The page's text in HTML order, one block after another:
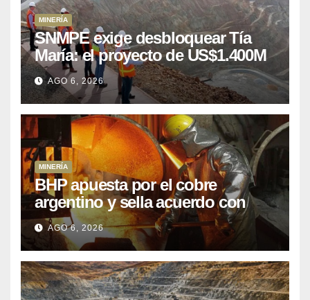
MINERÍA
SNMPE exige desbloquear Tía
María: el proyecto de US$1.400M
que Perú lleva 15 años
posponiendo
AGO 6, 2026
MINERÍA
BHP apuesta por el cobre
argentino y sella acuerdo con
Kobrea para siete proyecto
AGO 6, 2026